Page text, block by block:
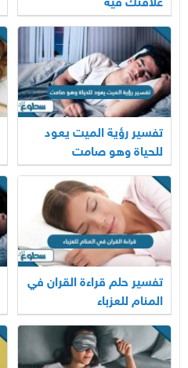
علاقتك فيه
تفسير رؤية الميت يعود
للحياة وهو صامت
تفسير حلم قراءة القران في
المنام للعزباء